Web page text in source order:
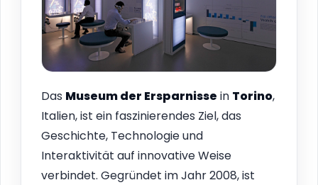
Das Museum der Ersparnisse in Torino,
Italien, ist ein faszinierendes Ziel, das
Geschichte, Technologie und
Interaktivität auf innovative Weise
verbindet. Gegründet im Jahr 2008, ist